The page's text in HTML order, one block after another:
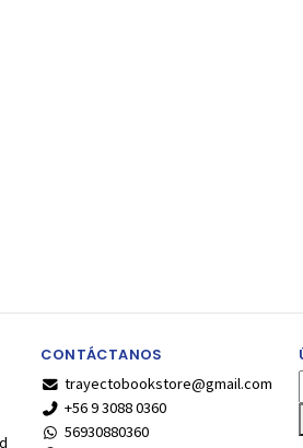
CONTÁCTANOS
trayectobookstore@gmail.com
+56 9 3088 0360
56930880360